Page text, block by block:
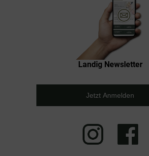
Landig Newsletter
Jetzt Anmelden